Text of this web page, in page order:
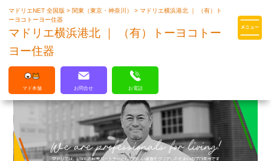
マドリエはLIXILの厳しい基準を
マドリエNET 全国版> 関東（東京・神奈川）>マドリエ横浜港北 ｜ （有）ト
ーヨコトーヨー住器
マドリエ横浜港北 ｜ （有）トーヨコトー
ヨー住器
マド本舗 お問合せ お電話